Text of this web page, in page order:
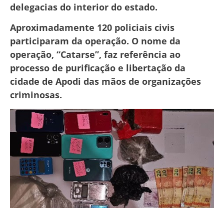
delegacias do interior do estado.
Aproximadamente 120 policiais civis
participaram da operação. O nome da
operação, “Catarse”, faz referência ao
processo de purificação e libertação da
cidade de Apodi das mãos de organizações
criminosas.